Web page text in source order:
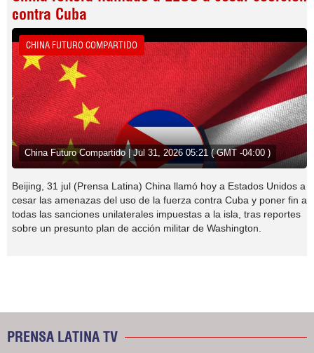
contra Cuba
CHINA FUTURO COMPARTIDO
China Futuro Compartido | Jul 31, 2026 05:21 ( GMT -04:00 )
Beijing, 31 jul (Prensa Latina) China llamó hoy a Estados Unidos a
cesar las amenazas del uso de la fuerza contra Cuba y poner fin a
todas las sanciones unilaterales impuestas a la isla, tras reportes
sobre un presunto plan de acción militar de Washington.
PRENSA LATINA TV